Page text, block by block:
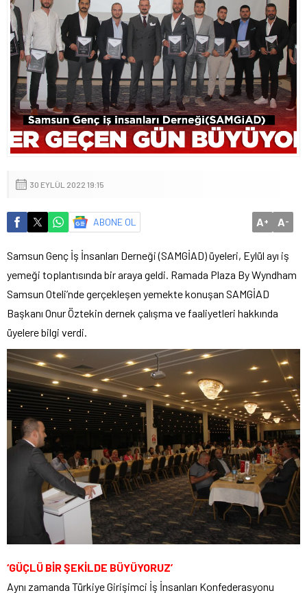
30 EYLÜL 2022 19:15
ABONE OL A+ A-
Samsun Genç İş İnsanları Derneği (SAMGİAD) üyeleri, Eylül ayı iş
yemeği toplantısında bir araya geldi. Ramada Plaza By Wyndham
Samsun Oteli’nde gerçekleşen yemekte konuşan SAMGİAD
Başkanı Onur Öztekin dernek çalışma ve faaliyetleri hakkında
üyelere bilgi verdi.
‘GÜÇLÜ BİR ŞEKİLDE BÜYÜYORUZ’
Aynı zamanda Türkiye Girişimci İş İnsanları Konfederasyonu